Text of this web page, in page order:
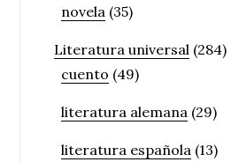
novela (35)
Literatura universal (284)
cuento (49)
literatura alemana (29)
literatura española (13)